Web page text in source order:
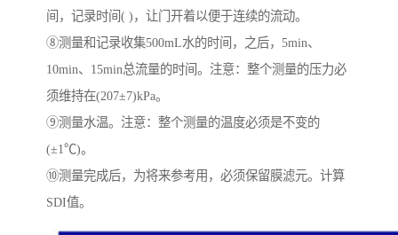
间，记录时间( )，让门开着以便于连续的流动。
⑧测量和记录收集500mL水的时间，之后，5min、
10min、15min总流量的时间。注意：整个测量的压力必
须维持在(207±7)kPa。
⑨测量水温。注意：整个测量的温度必须是不变的
(±1℃)。
⑩测量完成后，为将来参考用，必须保留膜滤元。计算
SDI值。